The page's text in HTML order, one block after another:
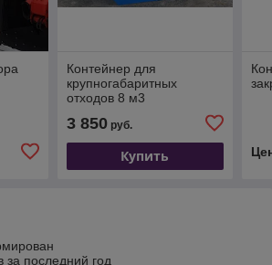
Контейнер для
крупногабаритных
отходов 8 м3
3 850руб.
Купить
за последний год